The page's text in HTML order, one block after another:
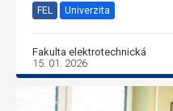
FEL Univerzita
Fakulta elektrotechnická
15. 01. 2026